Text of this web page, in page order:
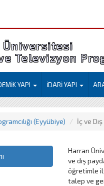
Harran Üniversitesi
Televizyon
YAPI İDARİ YAPI
(Eyyübiye) İç ve
Harran
ve dış
öğretimle
talep ve